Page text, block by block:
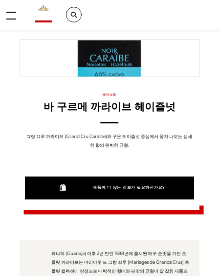
Valrhona - Imaginons le meilleur du chocolat
Search
테이스팅
바 구르메 까라이브 헤이즐넛
그랑 끄루 까라이브 (Grand Cru Caraïbe)와 구운 헤이즐넛 중심에서 풍겨 나오는 섬세
한 향의 완벽한 균형.
제품에 더 많은 정보가 필요하신가요?
과나하 (Guanaja) 이후 2년 만인 1988년에 출시된 매우 쓴맛을 가진 초
콜릿 까라이브는 마리아주 드 그랑 끄루 (Mariages de Grands Crus) 초
콜릿 컬렉션에 진정으로 매력적인 형태와 단맛의 균형이 잘 잡힌 제품으